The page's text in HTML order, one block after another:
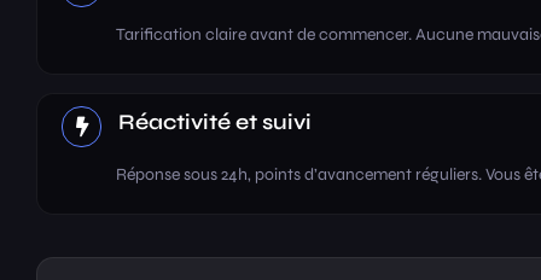
Tarification claire avant de commencer. Aucune
Réactivité et suivi
Réponse sous 24h, points d’avancement réguliers. Vous